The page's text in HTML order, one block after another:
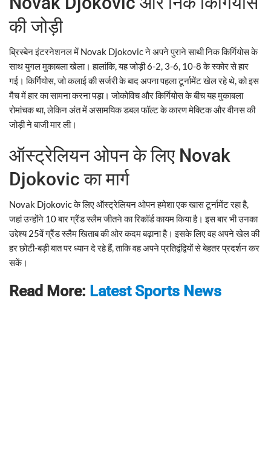
की जोड़ी
ब्रिस्बेन इंटरनेशनल में Novak Djokovic ने अपने पुराने साथी निक किर्गियोस के
साथ युगल मुकाबला खेला। हालांकि, यह जोड़ी 6-2, 3-6, 10-8 के स्कोर से हार
गई। किर्गियोस, जो कलाई की सर्जरी के बाद अपना पहला टूर्नामेंट खेल रहे थे, को इस
मैच में हार का सामना करना पड़ा। जोकोविच और किर्गियोस के बीच यह मुकाबला
रोमांचक था, लेकिन अंत में असामयिक डबल फॉल्ट के कारण मेक्टिक और वीनस की
जोड़ी ने बाजी मार ली।
ऑस्ट्रेलियन ओपन के लिए Novak
Djokovic का मार्ग
Novak Djokovic के लिए ऑस्ट्रेलियन ओपन हमेशा एक खास टूर्नामेंट रहा है,
जहां उन्होंने 10 बार ग्रैंड स्लैम जीतने का रिकॉर्ड कायम किया है। इस बार भी उनका
उद्देश्य 25वें ग्रैंड स्लैम खिताब की ओर कदम बढ़ाना है। इसके लिए वह अपने खेल की
हर छोटी-बड़ी बात पर ध्यान दे रहे हैं, ताकि वह अपने प्रतिद्वंद्वियों से बेहतर प्रदर्शन कर
सकें।
Read More: Latest Sports News